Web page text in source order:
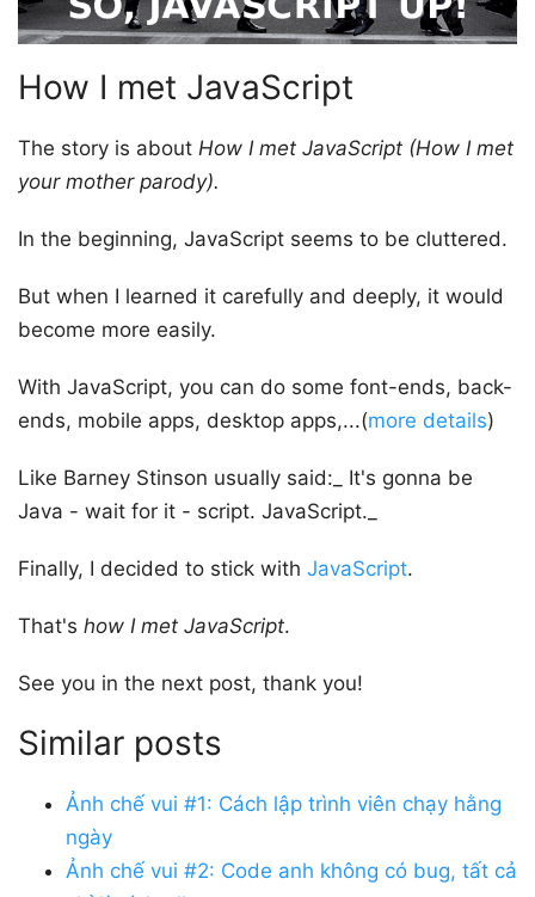
How I met JavaScript
The story is about How I met JavaScript (How I met
your mother parody).
In the beginning, JavaScript seems to be cluttered.
But when I learned it carefully and deeply, it would
become more easily.
With JavaScript, you can do some font-ends, back-
ends, mobile apps, desktop apps,...(more details)
Like Barney Stinson usually said:_ It's gonna be
Java - wait for it - script. JavaScript._
Finally, I decided to stick with JavaScript.
That's how I met JavaScript.
See you in the next post, thank you!
Similar posts
Ảnh chế vui #1: Cách lập trình viên chạy hằng
ngày
Ảnh chế vui #2: Code anh không có bug, tất cả